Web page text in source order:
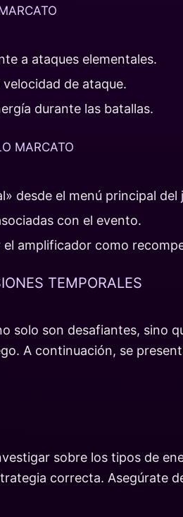
a ataques elementales.
de ataque.
durante las batallas.
MARCATO
desde el menú principal del
con el evento.
amplificador como
TEMPORALES
solo son desafiantes, sino
A continuación, se
sobre los tipos de
correcta. Asegúrate